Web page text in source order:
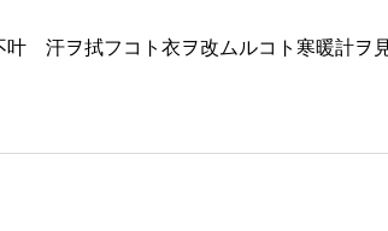
ヲ拭フコト衣ヲ改ムルコト寒暖計ヲ見